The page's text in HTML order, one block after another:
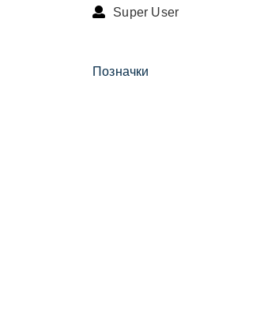
Super User
Позначки